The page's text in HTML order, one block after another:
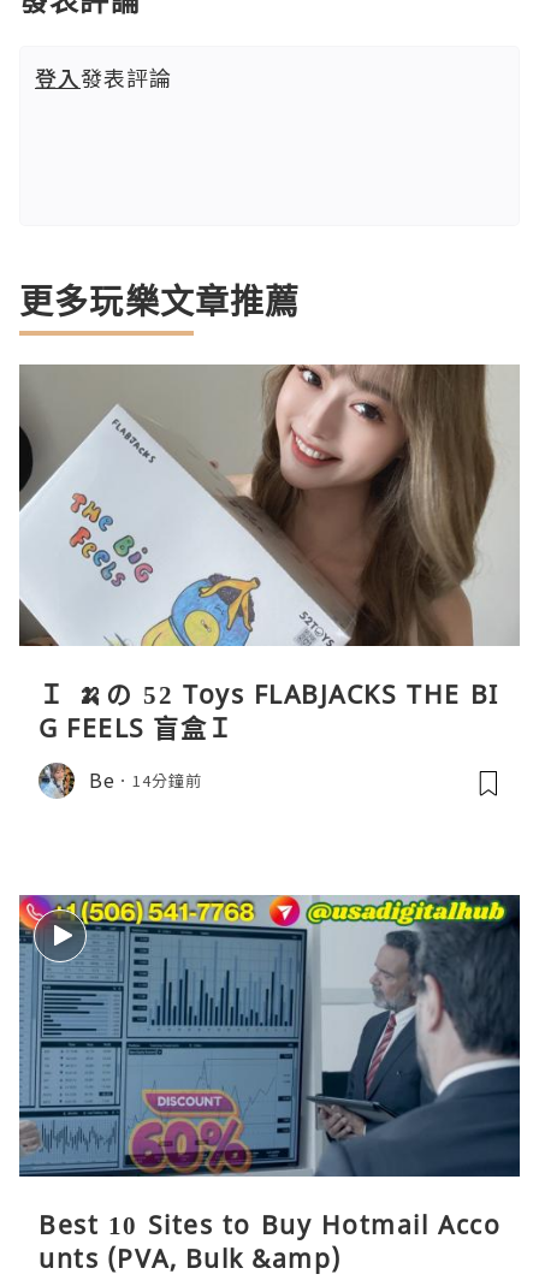
登入發表評論
更多玩樂文章推薦
Ｉ 🍌の 52 Toys FLABJACKS THE BI
G FEELS 盲盒Ｉ
Be 14分鐘前
Best 10 Sites to Buy Hotmail Acco
unts (PVA, Bulk &amp)